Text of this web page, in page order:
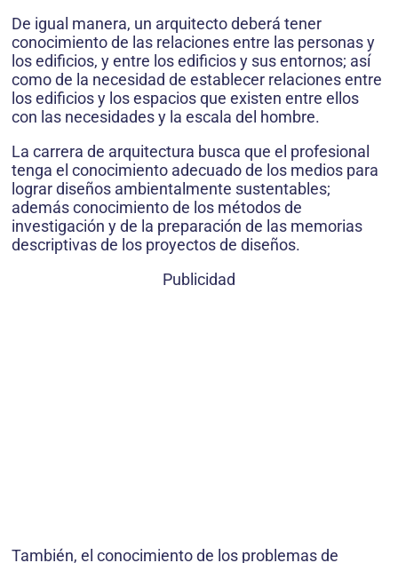
De igual manera, un arquitecto deberá tener
conocimiento de las relaciones entre las personas y
los edificios, y entre los edificios y sus entornos; así
como de la necesidad de establecer relaciones entre
los edificios y los espacios que existen entre ellos
con las necesidades y la escala del hombre.
La carrera de arquitectura busca que el profesional
tenga el conocimiento adecuado de los medios para
lograr diseños ambientalmente sustentables;
además conocimiento de los métodos de
investigación y de la preparación de las memorias
descriptivas de los proyectos de diseños.
Publicidad
También, el conocimiento de los problemas de